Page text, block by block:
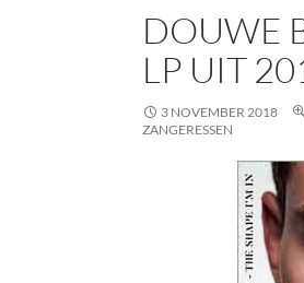
DOUWE
LP UIT
3 NOVEMBER 2018
ZANGERESSEN